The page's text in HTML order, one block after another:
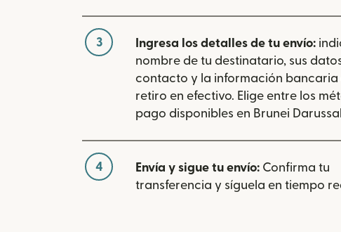
3 Ingresa los detalles de tu envío:
nombre de tu destinatario, sus
contacto y la información bancaria
retiro en efectivo. Elige entre los
pago disponibles en Brunei
4 Envía y sigue tu envío: Confirma tu
transferencia y síguela en tiempo